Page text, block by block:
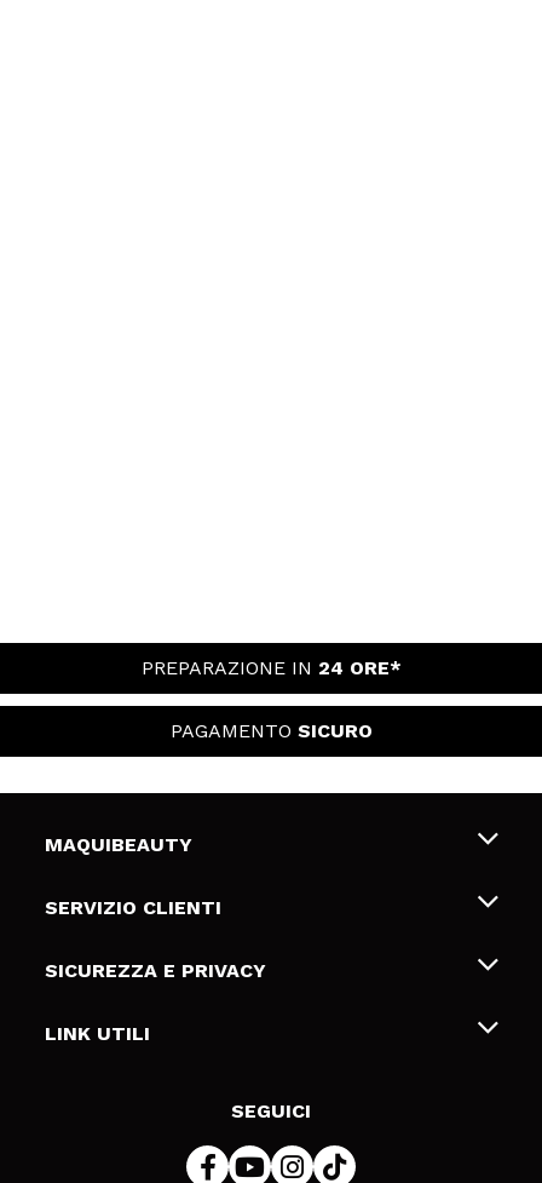
PREPARAZIONE IN 24 ORE*
PAGAMENTO SICURO
MAQUIBEAUTY
Chi siamo
Gift Cards
SERVIZIO CLIENTI
Spedizioni & Resi
Metodi di pagamamento
SICUREZZA E PRIVACY
Termini e condizioni
LINK UTILI
SEGUICI